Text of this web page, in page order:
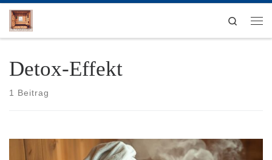
Zum Inhalt springen
Search
Detox-Effekt
1 Beitrag